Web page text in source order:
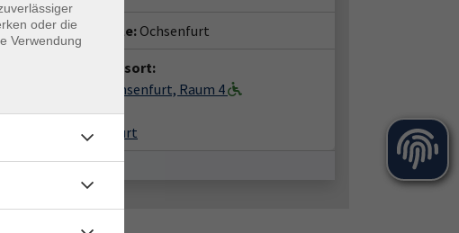
Geschäftsstelle: Ochsenfurt
Veranstaltungsort:
Bürgerhaus Ochsenfurt, Raum 4
Kirchplatz 2
97199 Ochsenfurt
oder die
Verwendung